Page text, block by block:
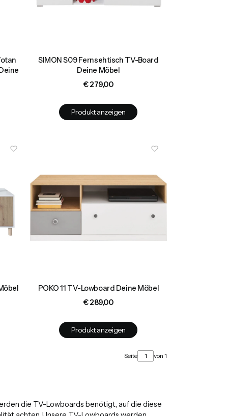
SIMON S09 Fernsehtisch TV-Board
Deine Möbel
Preis
€ 279,00
Produkt anzeigen
POKO 11 TV-Lowboard Deine Möbel
Preis
€ 289,00
Produkt anzeigen
Seite von 1
die TV-Lowboards benötigt, auf die diese